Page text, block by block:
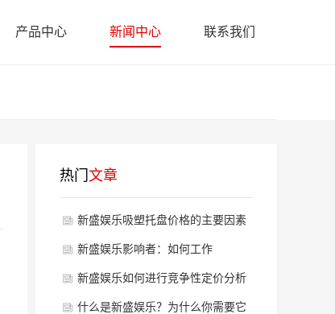
产品中心 新闻中心 联系我们
热门 文章
新盛娱乐吸塑托盘价格的主要因素
有哪些？
新盛娱乐影响者：如何工作
新盛娱乐如何进行竞争性定价分析
什么是新盛娱乐？为什么你需要它